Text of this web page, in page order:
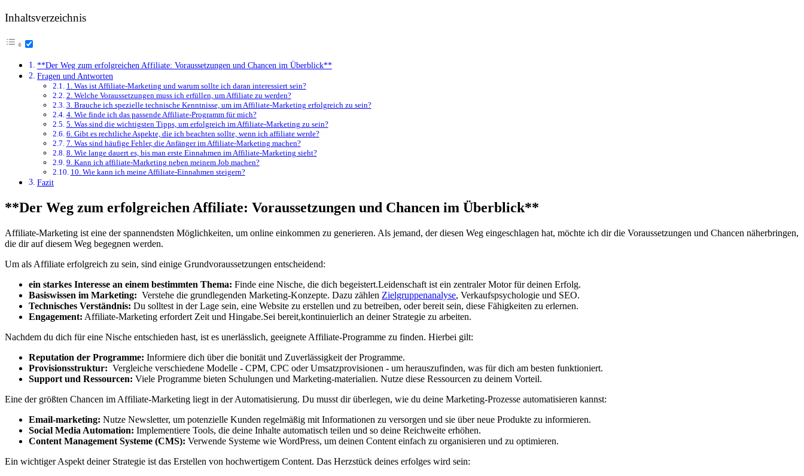
Inhaltsverzeichnis
**Der ⁤Weg​ zum ⁢erfolgreichen ‍Affiliate: Voraussetzungen und Chancen im Überblick**
Fragen und Antworten
1. Was ist Affiliate-Marketing und⁣ warum sollte⁤ ich daran interessiert sein?
2. Welche Voraussetzungen muss ⁣ich erfüllen, um ⁣Affiliate zu ⁤werden?
3. Brauche ‍ich spezielle​ technische Kenntnisse, um im Affiliate-Marketing ⁢erfolgreich ‍zu sein?
4. Wie⁢ finde ich ‍das passende Affiliate-Programm für mich?
5. Was sind die wichtigsten Tipps, um erfolgreich im ‌Affiliate-Marketing ​zu sein?
6.⁢ Gibt es ​rechtliche Aspekte,​ die ⁢ich‌ beachten sollte, ⁢wenn‌ ich affiliate ‌werde?
7. Was sind ‌häufige ⁣Fehler, die Anfänger im Affiliate-Marketing machen?
8. Wie lange ⁢dauert es,⁤ bis man erste Einnahmen im Affiliate-Marketing sieht?
9. Kann ich affiliate-Marketing neben meinem Job machen?
10. Wie kann ich meine Affiliate-Einnahmen steigern?
Fazit
**Der ⁤Weg​ zum ⁢erfolgreichen ‍Affiliate: Voraussetzungen und Chancen im Überblick**
Affiliate-Marketing ist eine der spannendsten Möglichkeiten,⁣ um online ⁤einkommen ‌zu generieren. ‍Als⁤ jemand, der diesen Weg eingeschlagen hat, möchte ich ⁤dir die Voraussetzungen und Chancen näherbringen,
die dir auf diesem Weg begegnen werden.
Um als ⁤Affiliate erfolgreich⁢ zu ‍sein, ⁢sind einige⁢ Grundvoraussetzungen⁣ entscheidend:
ein starkes ‍Interesse an einem bestimmten ⁢Thema: Finde eine ‌Nische,⁤ die‍ dich begeistert.Leidenschaft ist ein zentraler Motor für deinen​ Erfolg.
Basiswissen im‍ Marketing: ‍ Verstehe die grundlegenden Marketing-Konzepte. Dazu zählen‍ Zielgruppenanalyse, Verkaufspsychologie und ⁢SEO.
Technisches Verständnis: Du solltest in‌ der Lage sein, eine Website zu erstellen und ‍zu betreiben, oder ⁣bereit sein, diese Fähigkeiten zu ⁤erlernen.
Engagement: ‌Affiliate-Marketing erfordert‍ Zeit ⁤und Hingabe.Sei‍ bereit,kontinuierlich an deiner Strategie zu arbeiten.
Nachdem ​du dich⁣ für eine Nische entschieden hast, ist es unerlässlich, ‌geeignete Affiliate-Programme zu finden.⁤ Hierbei gilt:
Reputation der ⁢Programme: Informiere dich über⁤ die bonität und ⁣Zuverlässigkeit ⁤der Programme.
Provisionsstruktur: ⁣ Vergleiche verschiedene ⁢Modelle -⁣ CPM, ‍CPC oder ⁣Umsatzprovisionen -‌ um herauszufinden, was für dich ⁢am besten funktioniert.
Support und Ressourcen: Viele​ Programme bieten Schulungen und Marketing-materialien. Nutze diese Ressourcen zu deinem Vorteil.
Eine ⁢der größten ⁢Chancen im Affiliate-Marketing‍ liegt in ​der Automatisierung.​ Du‌ musst dir überlegen, wie du deine Marketing-Prozesse automatisieren kannst:
Email-marketing: Nutze‍ Newsletter, um potenzielle Kunden regelmäßig mit Informationen‌ zu​ versorgen​ und sie ⁢über⁣ neue Produkte‌ zu ⁣informieren.
Social Media Automation: Implementiere Tools, die deine Inhalte automatisch teilen und so deine Reichweite erhöhen.
Content‍ Management Systeme⁣ (CMS): Verwende Systeme wie⁢ WordPress, um deinen Content einfach zu organisieren‌ und zu ‌optimieren.
Ein wichtiger Aspekt deiner Strategie ⁤ist das⁤ Erstellen ⁤von hochwertigem Content. Das⁤ Herzstück ⁤deines‌ erfolges ⁤wird sein: